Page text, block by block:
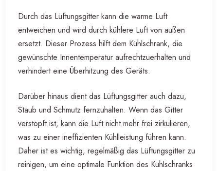
Durch das Lüftungsgitter kann die warme Luft
entweichen und wird durch kühlere Luft von außen
ersetzt. Dieser Prozess hilft dem Kühlschrank, die
gewünschte Innentemperatur aufrechtzuerhalten und
verhindert eine Überhitzung des Geräts.
Darüber hinaus dient das Lüftungsgitter auch dazu,
Staub und Schmutz fernzuhalten. Wenn das Gitter
verstopft ist, kann die Luft nicht mehr frei zirkulieren,
was zu einer ineffizienten Kühlleistung führen kann.
Daher ist es wichtig, regelmäßig das Lüftungsgitter zu
reinigen, um eine optimale Funktion des Kühlschranks